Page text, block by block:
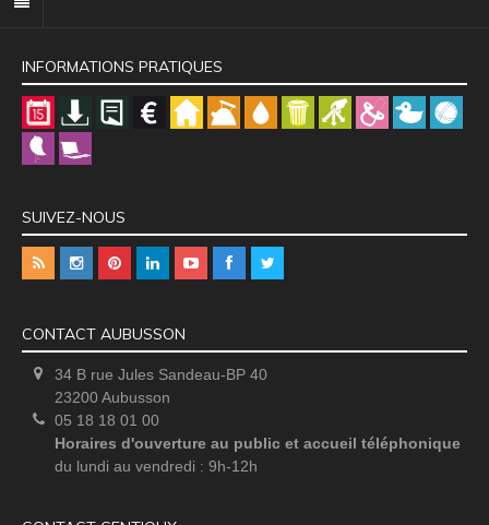
INFORMATIONS PRATIQUES
SUIVEZ-NOUS
CONTACT AUBUSSON
34 B rue Jules Sandeau-BP 40
23200 Aubusson
05 18 18 01 00
Horaires d'ouverture au public et accueil téléphonique
du lundi au vendredi : 9h-12h